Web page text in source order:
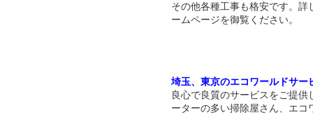
その他各種工事も格安です。詳
ームページを御覧ください。
埼玉、東京のエコワールドサー
良心で良質のサービスをご提供
ーターの多い掃除屋さん、エコ